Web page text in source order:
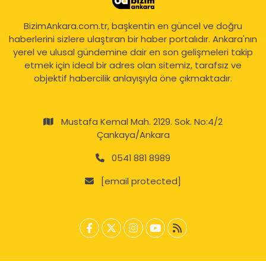
BizimAnkara.com.tr, başkentin en güncel ve doğru
haberlerini sizlere ulaştıran bir haber portalıdır. Ankara'nın
yerel ve ulusal gündemine dair en son gelişmeleri takip
etmek için ideal bir adres olan sitemiz, tarafsız ve
objektif habercilik anlayışıyla öne çıkmaktadır.
Mustafa Kemal Mah. 2129. Sok. No:4/2
Çankaya/Ankara
0541 881 8989
[email protected]